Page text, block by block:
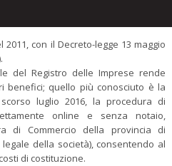
con il Decreto-legge 13 maggio
del Registro delle Imprese rende
benefici; quello più conosciuto è la
luglio 2016, la procedura di
online e senza notaio,
di Commercio della provincia di
della società), consentendo al
di costituzione.